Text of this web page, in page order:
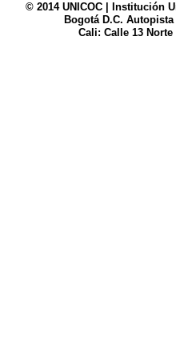
© 2014 UNICOC | Institución
Bogotá D.C. Autopista
Cali: Calle 13 Norte